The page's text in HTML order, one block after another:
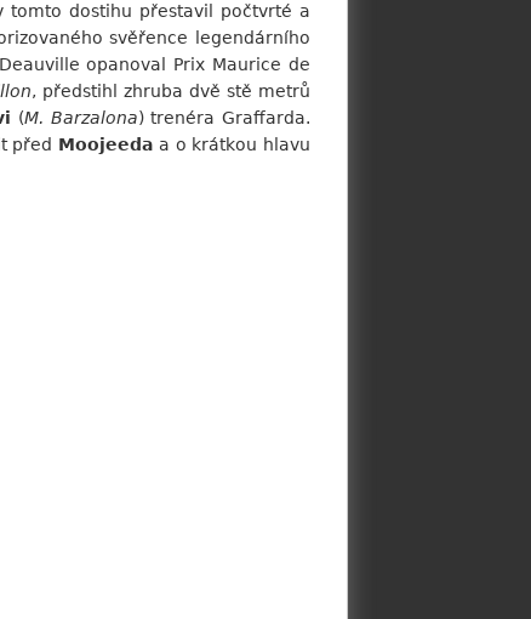
tomto dostihu přestavil počtvrté a
svěřence legendárního
opanoval Prix Maurice de
, předstihl zhruba dvě stě metrů
(M. Barzalona) trenéra Graffarda.
před Moojeeda a o krátkou hlavu